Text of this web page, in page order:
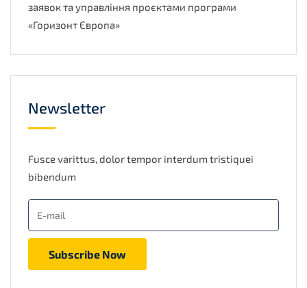
заявок та управління проєктами програми
«Горизонт Європа»
Newsletter
Fusce varittus, dolor tempor interdum tristiquei
bibendum